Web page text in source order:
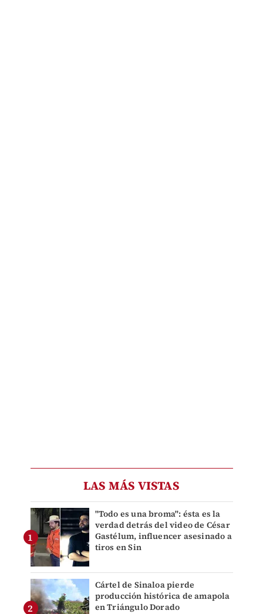
LAS MÁS VISTAS
"Todo es una broma": ésta es la
verdad detrás del video de César
Gastélum, influencer asesinado a
tiros en Sin
Cártel de Sinaloa pierde
producción histórica de amapola
en Triángulo Dorado